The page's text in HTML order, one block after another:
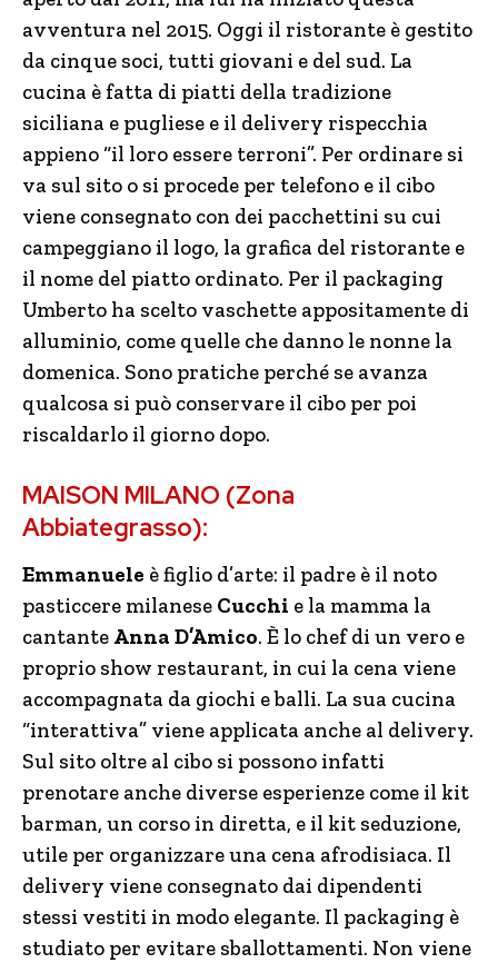
avventura nel 2015. Oggi il ristorante è gestito
da cinque soci, tutti giovani e del sud. La
cucina è fatta di piatti della tradizione
siciliana e pugliese e il delivery rispecchia
appieno “il loro essere terroni”. Per ordinare si
va sul sito o si procede per telefono e il cibo
viene consegnato con dei pacchettini su cui
campeggiano il logo, la grafica del ristorante e
il nome del piatto ordinato. Per il packaging
Umberto ha scelto vaschette appositamente di
alluminio, come quelle che danno le nonne la
domenica. Sono pratiche perché se avanza
qualcosa si può conservare il cibo per poi
riscaldarlo il giorno dopo.
MAISON MILANO (Zona
Abbiategrasso):
Emmanuele è figlio d’arte: il padre è il noto
pasticcere milanese Cucchi e la mamma la
cantante Anna D’Amico. È lo chef di un vero e
proprio show restaurant, in cui la cena viene
accompagnata da giochi e balli. La sua cucina
“interattiva” viene applicata anche al delivery.
Sul sito oltre al cibo si possono infatti
prenotare anche diverse esperienze come il kit
barman, un corso in diretta, e il kit seduzione,
utile per organizzare una cena afrodisiaca. Il
delivery viene consegnato dai dipendenti
stessi vestiti in modo elegante. Il packaging è
studiato per evitare sballottamenti. Non viene